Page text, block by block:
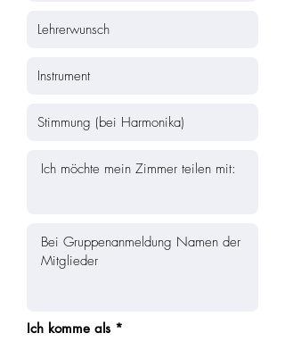
Ich komme als *